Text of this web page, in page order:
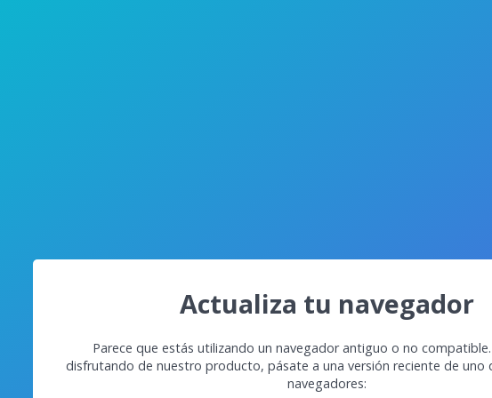
Actualiza tu navegador
Parece que estás utilizando un navegador antiguo o no
disfrutando de nuestro producto, pásate a una versión reciente de uno
navegadores: